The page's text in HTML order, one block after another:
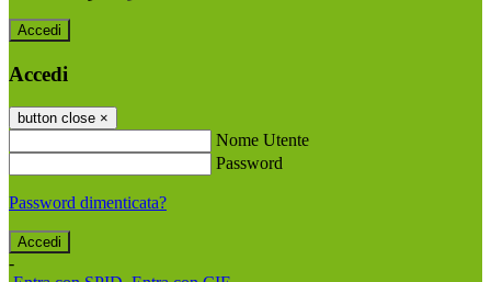
Accedi
Accedi
button close ×
Nome Utente
Password
Password dimenticata?
-